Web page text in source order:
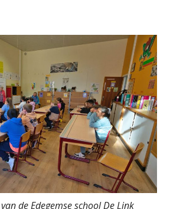
de Edegemse school De Link